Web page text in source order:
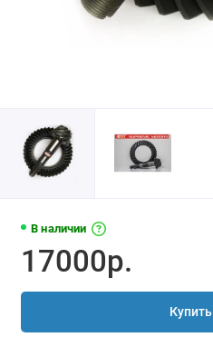
В наличии
17000р.
Купить